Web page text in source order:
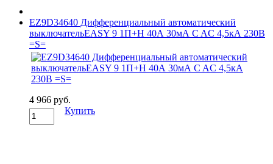
EZ9D34640 Дифференциальный автоматический
выключательEASY 9 1П+Н 40А 30мА C AC 4,5кА 230В
=S=
4 966 руб.
Купить